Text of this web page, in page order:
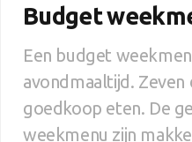
Budget
Een budget
avondmaaltijd.
goedkoop eten. De
weekmenu zijn